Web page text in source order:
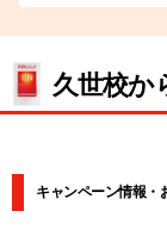
久世校か
キャンペーン情報・